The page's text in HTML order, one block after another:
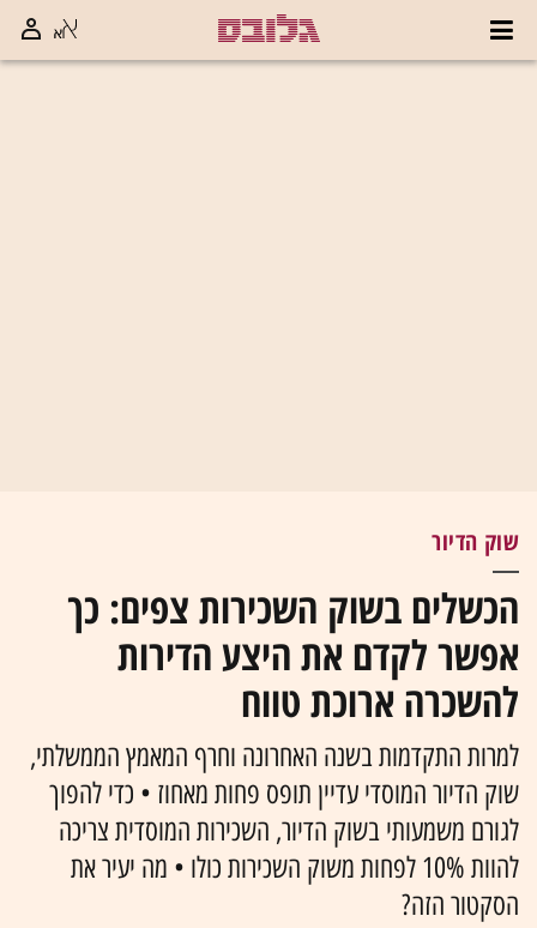
שוק הדיור
הכשלים בשוק השכירות צפים: כך
אפשר לקדם את היצע הדירות
להשכרה ארוכת טווח
למרות התקדמות בשנה האחרונה וחרף המאמץ הממשלתי,
שוק הדיור המוסדי עדיין תופס פחות מאחוז • כדי להפוך
לגורם משמעותי בשוק הדיור, השכירות המוסדית צריכה
להוות 10% לפחות משוק השכירות כולו • מה יעיר את
הסקטור הזה?